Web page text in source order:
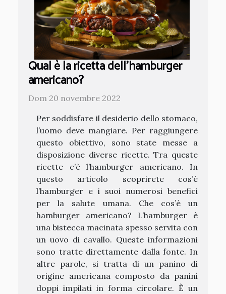
Qual è la ricetta dell'hamburger
americano?
Dom 20 novembre 2022
Per soddisfare il desiderio dello stomaco,
l’uomo deve mangiare. Per raggiungere
questo obiettivo, sono state messe a
disposizione diverse ricette. Tra queste
ricette c’è l’hamburger americano. In
questo articolo scoprirete cos’è
l’hamburger e i suoi numerosi benefici
per la salute umana. Che cos’è un
hamburger americano? L’hamburger è
una bistecca macinata spesso servita con
un uovo di cavallo. Queste informazioni
sono tratte direttamente dalla fonte. In
altre parole, si tratta di un panino di
origine americana composto da panini
doppi impilati in forma circolare. È un